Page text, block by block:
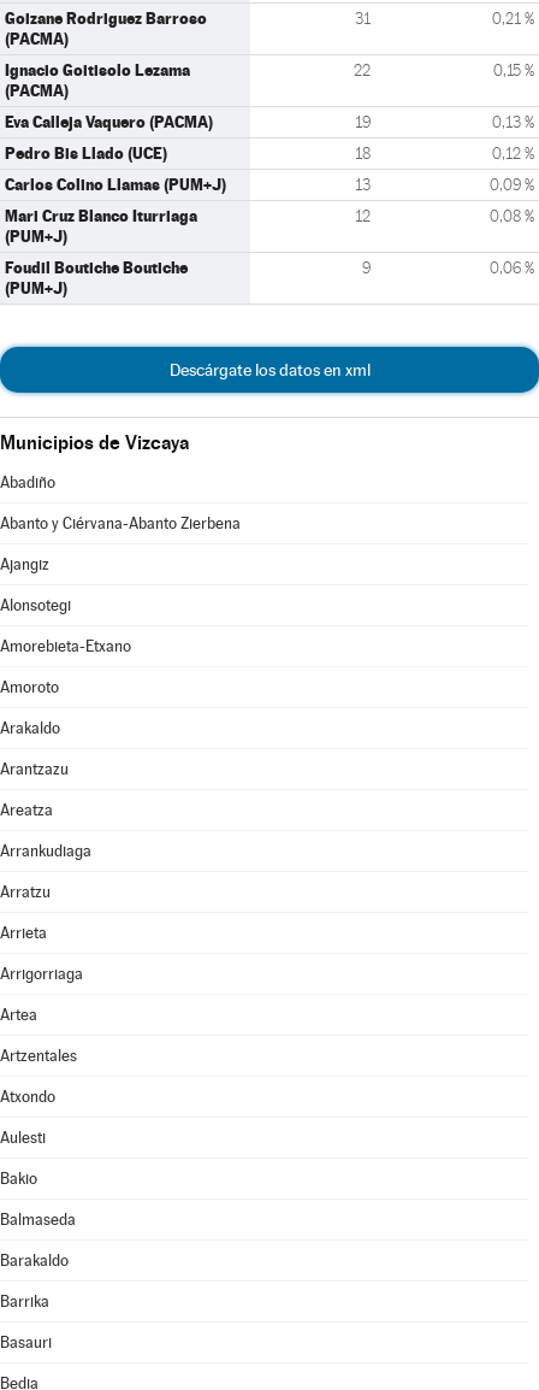
Goizane Rodriguez Barroso
(PACMA)
31 0,21 %
Ignacio Goitisolo Lezama
(PACMA)
22 0,15 %
Eva Calleja Vaquero (PACMA) 19 0,13 %
Pedro Bis Llado (UCE) 18 0,12 %
Carlos Colino Llamas (PUM+J) 13 0,09 %
Mari Cruz Blanco Iturriaga
(PUM+J)
12 0,08 %
Foudil Boutiche Boutiche
(PUM+J)
9 0,06 %
Descárgate los datos en xml
Municipios de Vizcaya
Abadiño
Abanto y Ciérvana-Abanto Zierbena
Ajangiz
Alonsotegi
Amorebieta-Etxano
Amoroto
Arakaldo
Arantzazu
Areatza
Arrankudiaga
Arratzu
Arrieta
Arrigorriaga
Artea
Artzentales
Atxondo
Aulesti
Bakio
Balmaseda
Barakaldo
Barrika
Basauri
Bedia